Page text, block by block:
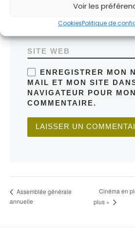
Voir les
CookiesPolitique de
E-MAIL
SITE WEB
ENREGISTRER MON
MAIL ET MON SITE
NAVIGATEUR POUR
COMMENTAIRE.
Assemblée générale
annuelle
Cinéma en
plus »